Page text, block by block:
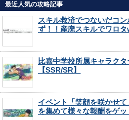
最近人気の攻略記事
スキル救済でつないだコ
ず！！産廃スキルでワロ
比嘉中学校所属キャラク
【SSR/SR】
イベント「笑顔を咲かせ
を集めて様々な報酬をゲッ